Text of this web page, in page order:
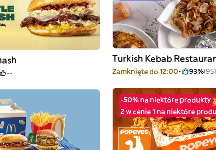
--
Turkish Kebab
Zamknięte do 12:00 93%(95)
-50% na niektóre produkty
2 w cenie 1 na niektóre